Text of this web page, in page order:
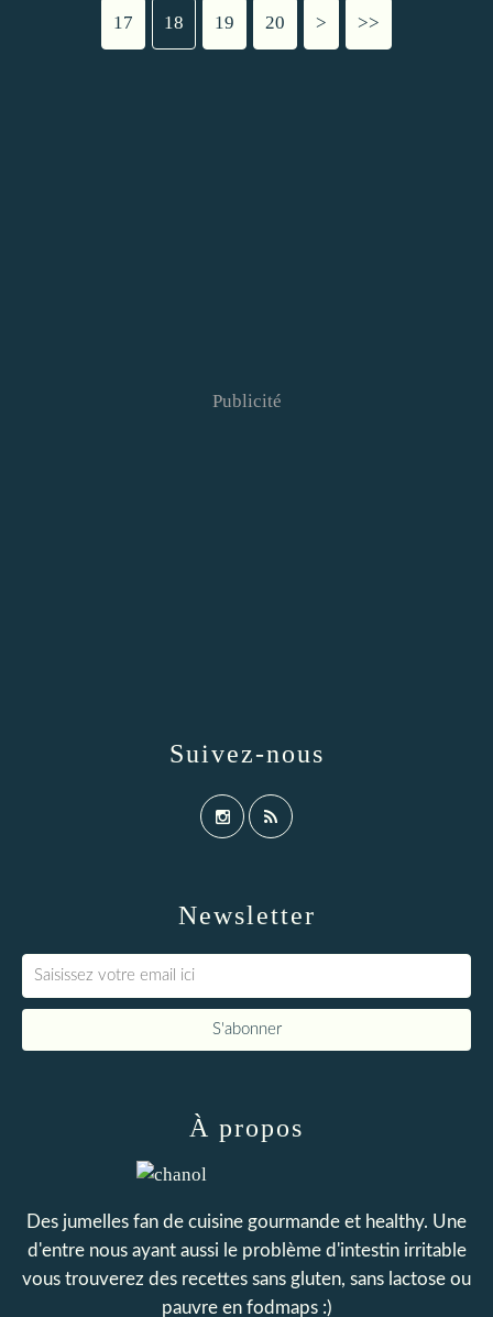
17 18 19 20 > >>
Newsletter
Publicité
Suivez-nous
À propos
Des jumelles fan de cuisine gourmande et healthy. Une
d'entre nous ayant aussi le problème d'intestin irritable
vous trouverez des recettes sans gluten, sans lactose ou
pauvre en fodmaps :)